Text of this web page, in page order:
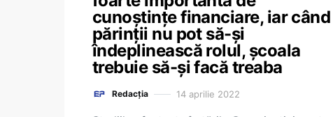
cunoștințe financiare, iar când
părinții nu pot să-și
îndeplinească rolul, școala
trebuie să-și facă treaba
Redacția 14 aprilie 2022